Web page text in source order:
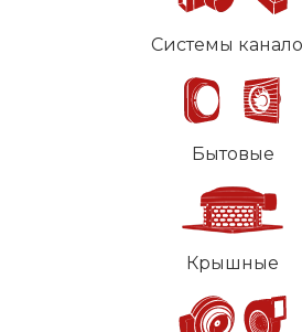
Системы
Бытовые
Крышные